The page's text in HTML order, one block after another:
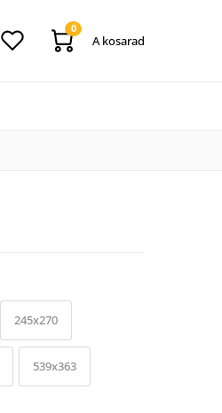
0
A kosarad
245x270
539x363